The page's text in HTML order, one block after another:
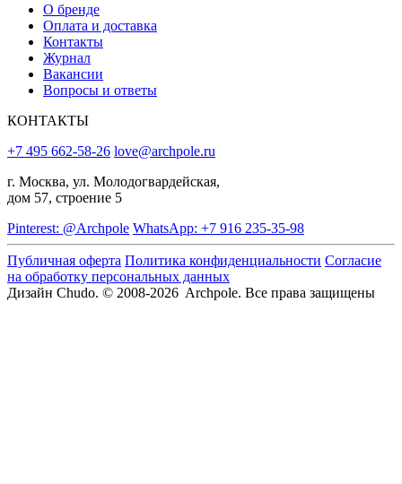
О бренде
Оплата и доставка
Контакты
Журнал
Вакансии
Вопросы и ответы
КОНТАКТЫ
+7 495 662-58-26 love@archpole.ru
г. Москва, ул. Молодогвардейская,
дом 57, строение 5
Pinterest: @Archpole WhatsApp: +7 916 235-35-98
Публичная оферта Политика конфиденциальности Согласие
на обработку персональных данных
Дизайн Chudo. © 2008-2026 Archpole. Все права защищены